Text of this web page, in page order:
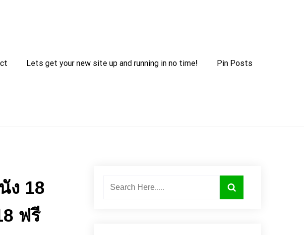
Lets get your new site up and running in no time! Pin Posts
ง 18
ฟรี